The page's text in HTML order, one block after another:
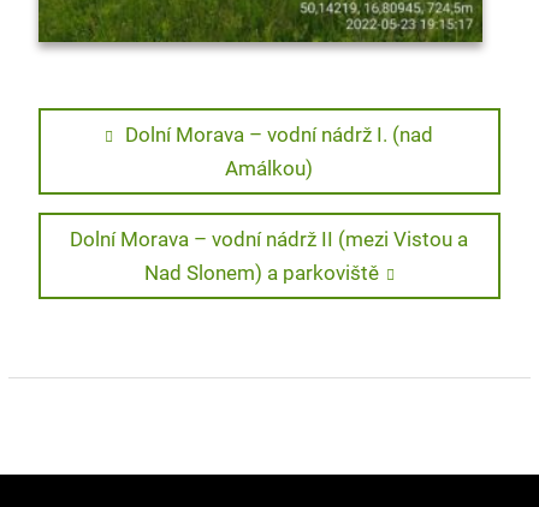
Navigace
příspěvek
Previous
Dolní Morava – vodní nádrž I. (nad
Amálkou)
Next
Dolní Morava – vodní nádrž II (mezi Vistou a
Nad Slonem) a parkoviště